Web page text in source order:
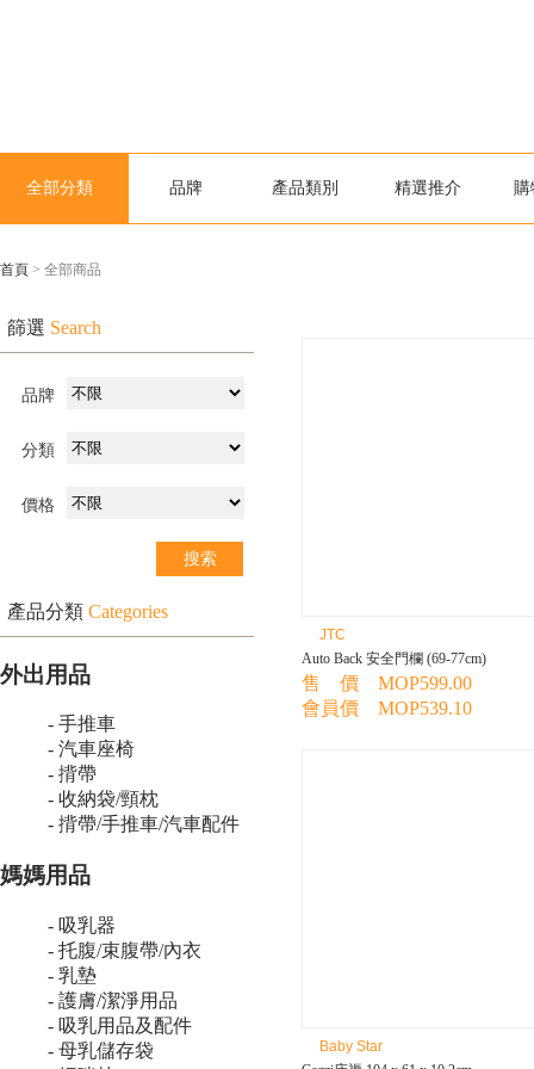
全部分類 品牌 產品類別 精選推介 購
首頁 > 全部商品
篩選 Search
品牌
分類
價格
產品分類 Categories
外出用品
- 手推車
- 汽車座椅
- 揹帶
- 收納袋/頸枕
- 揹帶/手推車/汽車配件
媽媽用品
- 吸乳器
- 托腹/束腹帶/內衣
- 乳墊
- 護膚/潔淨用品
- 吸乳用品及配件
- 母乳儲存袋
JTC
Auto Back 安全門欄 (69-77cm)
售 價 MOP599.00
會員價 MOP539.10
Baby Star